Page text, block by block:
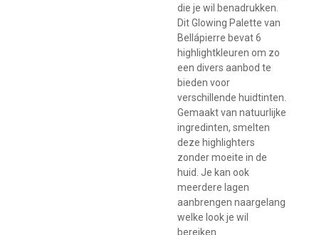
die je wil benadrukken.
Dit Glowing Palette van
Bellápierre bevat 6
highlightkleuren om zo
een divers aanbod te
bieden voor
verschillende huidtinten.
Gemaakt van natuurlijke
ingredinten, smelten
deze highlighters
zonder moeite in de
huid. Je kan ook
meerdere lagen
aanbrengen naargelang
welke look je wil
bereiken.